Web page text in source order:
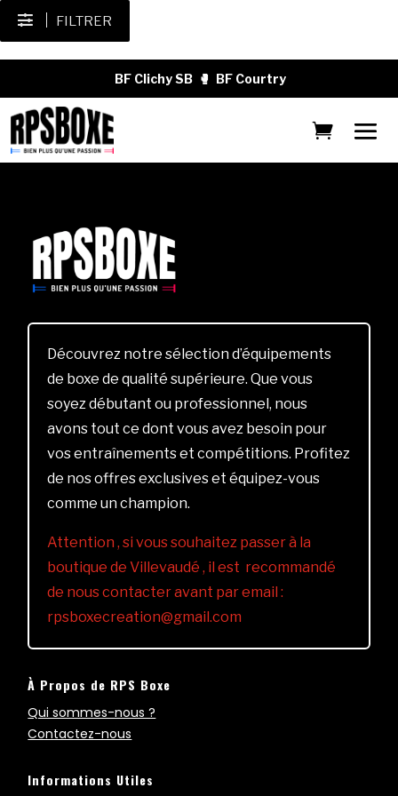
FILTRER
BF Clichy SB 🥊 BF Courtry
Découvrez notre sélection d’équipements
de boxe de qualité supérieure. Que vous
soyez débutant ou professionnel, nous
avons tout ce dont vous avez besoin pour
vos entraînements et compétitions. Profitez
de nos offres exclusives et équipez-vous
comme un champion.
Attention , si vous souhaitez passer à la
boutique de Villevaudé , il est recommandé
de nous contacter avant par email :
rpsboxecreation@gmail.com
À Propos de RPS Boxe
Qui sommes-nous ?
Contactez-nous
Informations Utiles